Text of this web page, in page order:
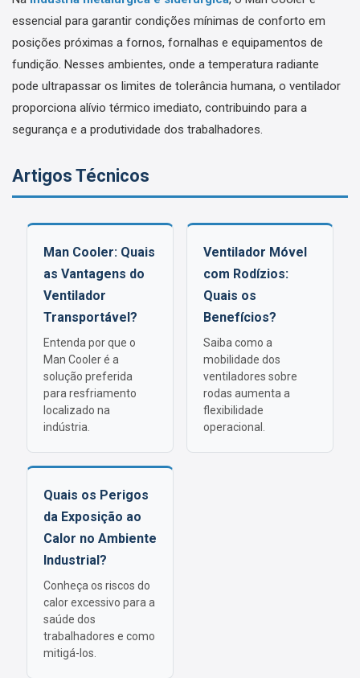
essencial para garantir condições mínimas de conforto em
posições próximas a fornos, fornalhas e equipamentos de
fundição. Nesses ambientes, onde a temperatura radiante
pode ultrapassar os limites de tolerância humana, o ventilador
proporciona alívio térmico imediato, contribuindo para a
segurança e a produtividade dos trabalhadores.
Artigos Técnicos
Man Cooler: Quais
as Vantagens do
Ventilador
Transportável?
Entenda por que o
Man Cooler é a
solução preferida
para resfriamento
localizado na
indústria.
Ventilador Móvel
com Rodízios:
Quais os
Benefícios?
Saiba como a
mobilidade dos
ventiladores sobre
rodas aumenta a
flexibilidade
operacional.
Quais os Perigos
da Exposição ao
Calor no Ambiente
Industrial?
Conheça os riscos do
calor excessivo para a
saúde dos
trabalhadores e como
mitigá-los.